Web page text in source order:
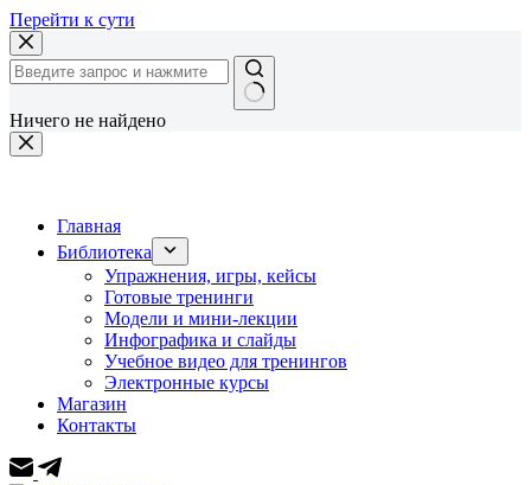
Перейти к сути
Ничего не найдено
Главная
Библиотека
Упражнения, игры, кейсы
Готовые тренинги
Модели и мини-лекции
Инфографика и слайды
Учебное видео для тренингов
Электронные курсы
Магазин
Контакты